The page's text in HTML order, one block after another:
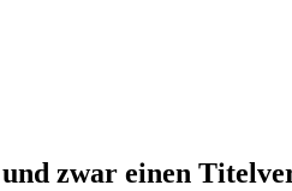
zwar einen